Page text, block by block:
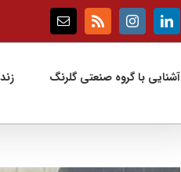
LinkedIn
Instagram
Rss
Email
آشنایی با گروه صنعتی گلرنگ